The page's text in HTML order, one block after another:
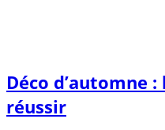
Déco d’automne
réussir